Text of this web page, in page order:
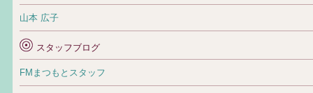
山本 広子
スタッフブログ
FMまつもとスタッフ